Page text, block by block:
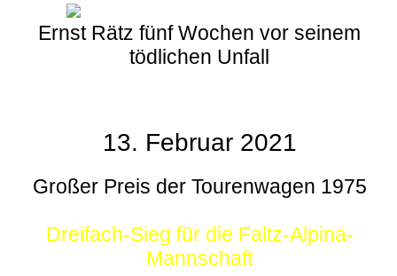
Ernst Rätz fünf Wochen vor seinem
tödlichen Unfall
13. Februar 2021
Großer Preis der Tourenwagen 1975
Dreifach-Sieg für die Faltz-Alpina-
Mannschaft